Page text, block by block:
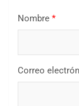
Nombre *
Correo